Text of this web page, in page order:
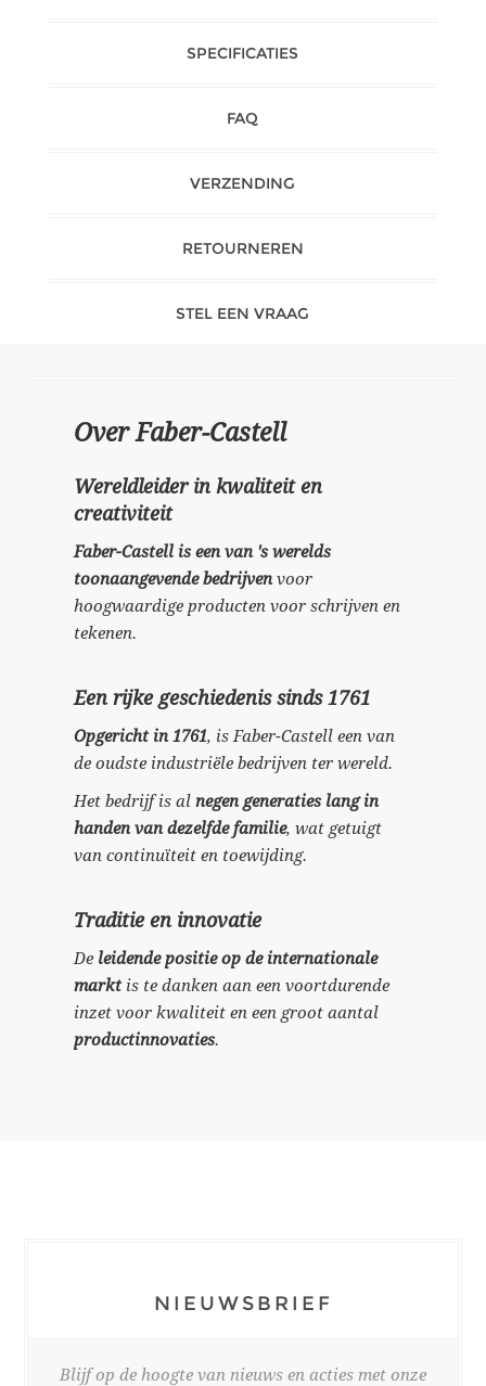
SPECIFICATIES
FAQ
VERZENDING
RETOURNEREN
STEL EEN VRAAG
Over Faber-Castell
Wereldleider in kwaliteit en
creativiteit
Faber-Castell is een van 's werelds
toonaangevende bedrijvenvoor
hoogwaardige producten voor schrijven en
tekenen.
Een rijke geschiedenis sinds 1761
Opgericht in 1761, is Faber-Castell een van
de oudste industriële bedrijven ter wereld.
Het bedrijf is al negen generaties lang in
handen van dezelfde familie, wat getuigt
van continuïteit en toewijding.
Traditie en innovatie
De leidende positie op de internationale
marktis te danken aan een voortdurende
inzet voor kwaliteit en een groot aantal
productinnovaties.
NIEUWSBRIEF
Blijf op de hoogte van nieuws en acties met onze